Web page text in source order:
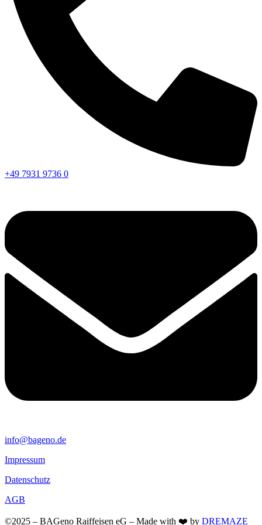
+49 7931 9736 0
info@bageno.de
Impressum
Datenschutz
AGB
©2025 – BAGeno Raiffeisen eG – Made with ❤️ by DREMAZE